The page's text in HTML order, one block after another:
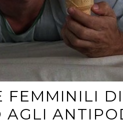
FEMMINILI DI
AGLI